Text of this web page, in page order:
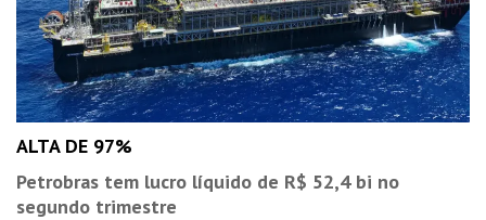
ALTA DE 97%
Petrobras tem lucro líquido de R$ 52,4 bi no
segundo trimestre